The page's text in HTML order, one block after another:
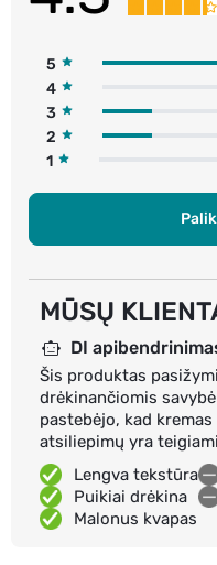
5
4
3
2
1
MŪSŲ
DI
Šis produktas
drėkinančiomis
pastebėjo, kad
atsiliepimų yra
Lengva tekstūra
Puikiai drėkina
Malonus kvapas